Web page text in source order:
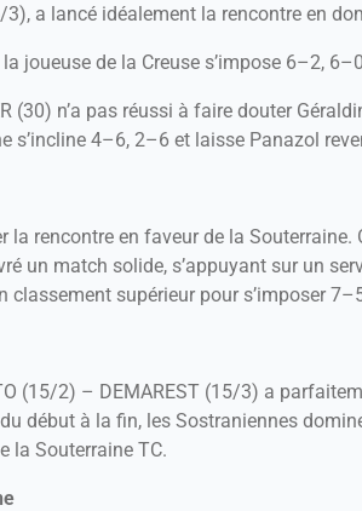
3), a lancé idéalement la rencontre en
joueuse de la Creuse s’impose 6–2,
(30) n’a pas réussi à faire douter
s’incline 4–6, 2–6 et laisse Panazol
rencontre en faveur de la
un match solide, s’appuyant sur un
classement supérieur pour s’imposer
(15/2) – DEMAREST (15/3) a
début à la fin, les Sostraniennes
la Souterraine TC.